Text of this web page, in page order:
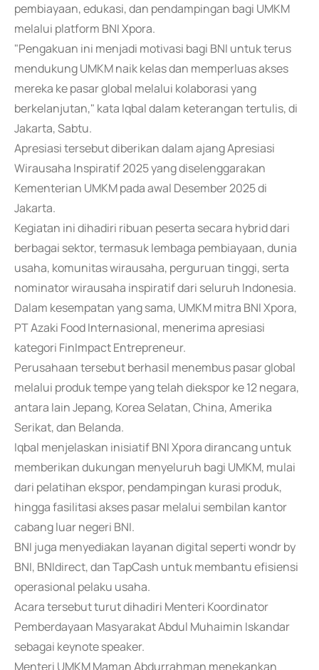
pembiayaan, edukasi, dan pendampingan bagi UMKM
melalui platform BNI Xpora.
"Pengakuan ini menjadi motivasi bagi BNI untuk terus
mendukung UMKM naik kelas dan memperluas akses
mereka ke pasar global melalui kolaborasi yang
berkelanjutan," kata Iqbal dalam keterangan tertulis, di
Jakarta, Sabtu.
Apresiasi tersebut diberikan dalam ajang Apresiasi
Wirausaha Inspiratif 2025 yang diselenggarakan
Kementerian UMKM pada awal Desember 2025 di
Jakarta.
Kegiatan ini dihadiri ribuan peserta secara hybrid dari
berbagai sektor, termasuk lembaga pembiayaan, dunia
usaha, komunitas wirausaha, perguruan tinggi, serta
nominator wirausaha inspiratif dari seluruh Indonesia.
Dalam kesempatan yang sama, UMKM mitra BNI Xpora,
PT Azaki Food Internasional, menerima apresiasi
kategori FinImpact Entrepreneur.
Perusahaan tersebut berhasil menembus pasar global
melalui produk tempe yang telah diekspor ke 12 negara,
antara lain Jepang, Korea Selatan, China, Amerika
Serikat, dan Belanda.
Iqbal menjelaskan inisiatif BNI Xpora dirancang untuk
memberikan dukungan menyeluruh bagi UMKM, mulai
dari pelatihan ekspor, pendampingan kurasi produk,
hingga fasilitasi akses pasar melalui sembilan kantor
cabang luar negeri BNI.
BNI juga menyediakan layanan digital seperti wondr by
BNI, BNIdirect, dan TapCash untuk membantu efisiensi
operasional pelaku usaha.
Acara tersebut turut dihadiri Menteri Koordinator
Pemberdayaan Masyarakat Abdul Muhaimin Iskandar
sebagai keynote speaker.
Menteri UMKM Maman Abdurrahman menekankan